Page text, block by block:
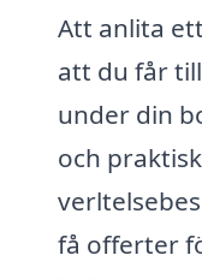
Att anlita
att du får
under din
och
få offerter